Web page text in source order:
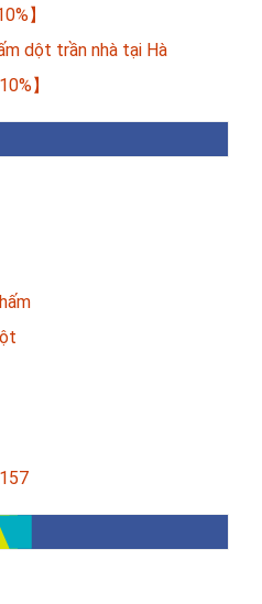
】
dột trần nhà tại Hà
】